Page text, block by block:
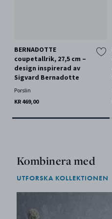
BERNADOTTE
coupetallrik, 27,5 cm –
design inspirerad av
Sigvard Bernadotte
Porslin
KR 469,00
Kombinera med
UTFORSKA KOLLEKTIONEN